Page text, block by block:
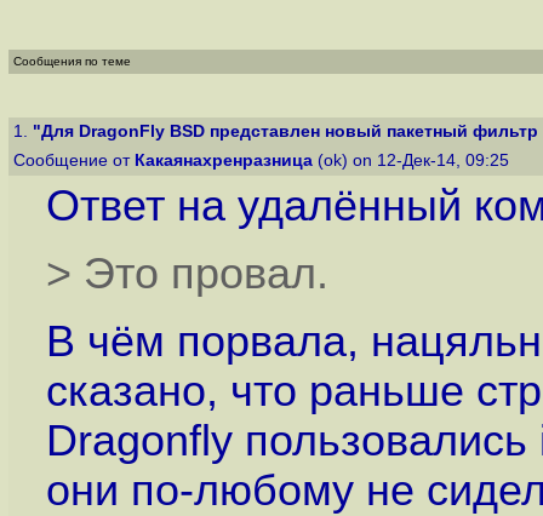
Сообщения по теме
1. "Для DragonFly BSD представлен новый пакетный
Сообщение от Какаянахренразница (ok) on 12-Дек-14, 09:25
Ответ на удалённый
> Это провал.
В чём порвала,
сказано, что раньше
Dragonfly
они по-любому не